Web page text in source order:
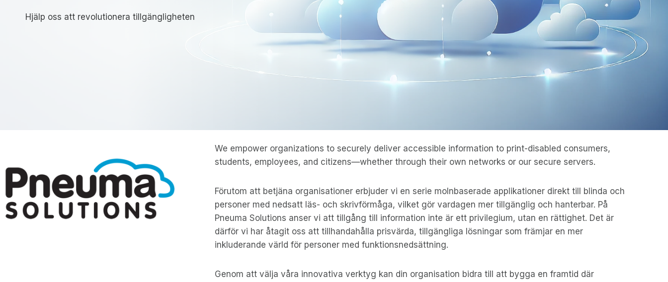
Hjälp oss att revolutionera tillgängligheten
We empower organizations to securely deliver accessible information to print-disabled consumers,
students, employees, and citizens—whether through their own networks or our secure servers.
Förutom att betjäna organisationer erbjuder vi en serie molnbaserade applikationer direkt till blinda och
personer med nedsatt läs- och skrivförmåga, vilket gör vardagen mer tillgänglig och hanterbar. På
Pneuma Solutions anser vi att tillgång till information inte är ett privilegium, utan en rättighet. Det är
därför vi har åtagit oss att tillhandahålla prisvärda, tillgängliga lösningar som främjar en mer
inkluderande värld för personer med funktionsnedsättning.
Genom att välja våra innovativa verktyg kan din organisation bidra till att bygga en framtid där